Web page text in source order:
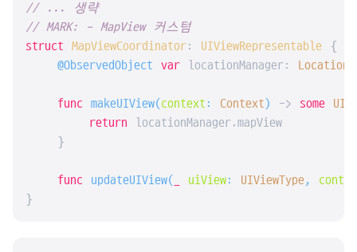
// ... 생략
// MARK: - MapView 커스텀
struct
MapViewCoordinator: UIViewRepresentable
{
@ObservedObject
var locationManager:
func makeUIView(context : Context) -> some
return locationManager.mapView
    }
func updateUIView( uiView: UIViewType,
}